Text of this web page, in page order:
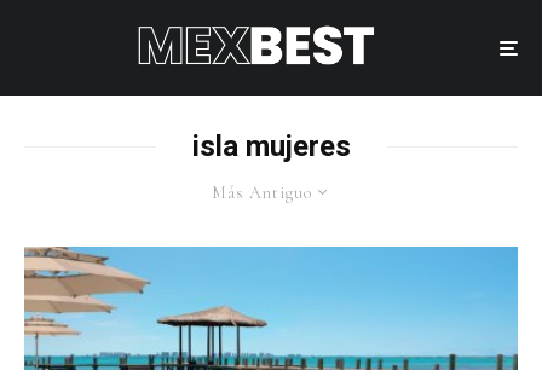
isla mujeres
Más Antiguo